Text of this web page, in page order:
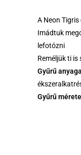
A Neon
Imádtuk
lefotózni
Reméljük ti is
Gyűrű
Gyűrű